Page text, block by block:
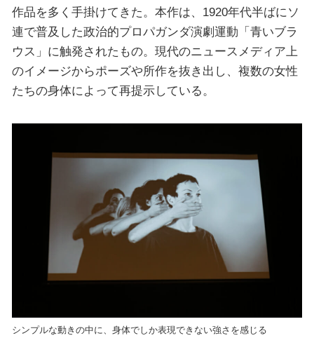
作品を多く手掛けてきた。本作は、1920年代半ばにソ
連で普及した政治的プロパガンダ演劇運動「青いブラ
ウス」に触発されたもの。現代のニュースメディア上
のイメージからポーズや所作を抜き出し、複数の女性
たちの身体によって再提示している。
シンプルな動きの中に、身体でしか表現できない強さを感じる